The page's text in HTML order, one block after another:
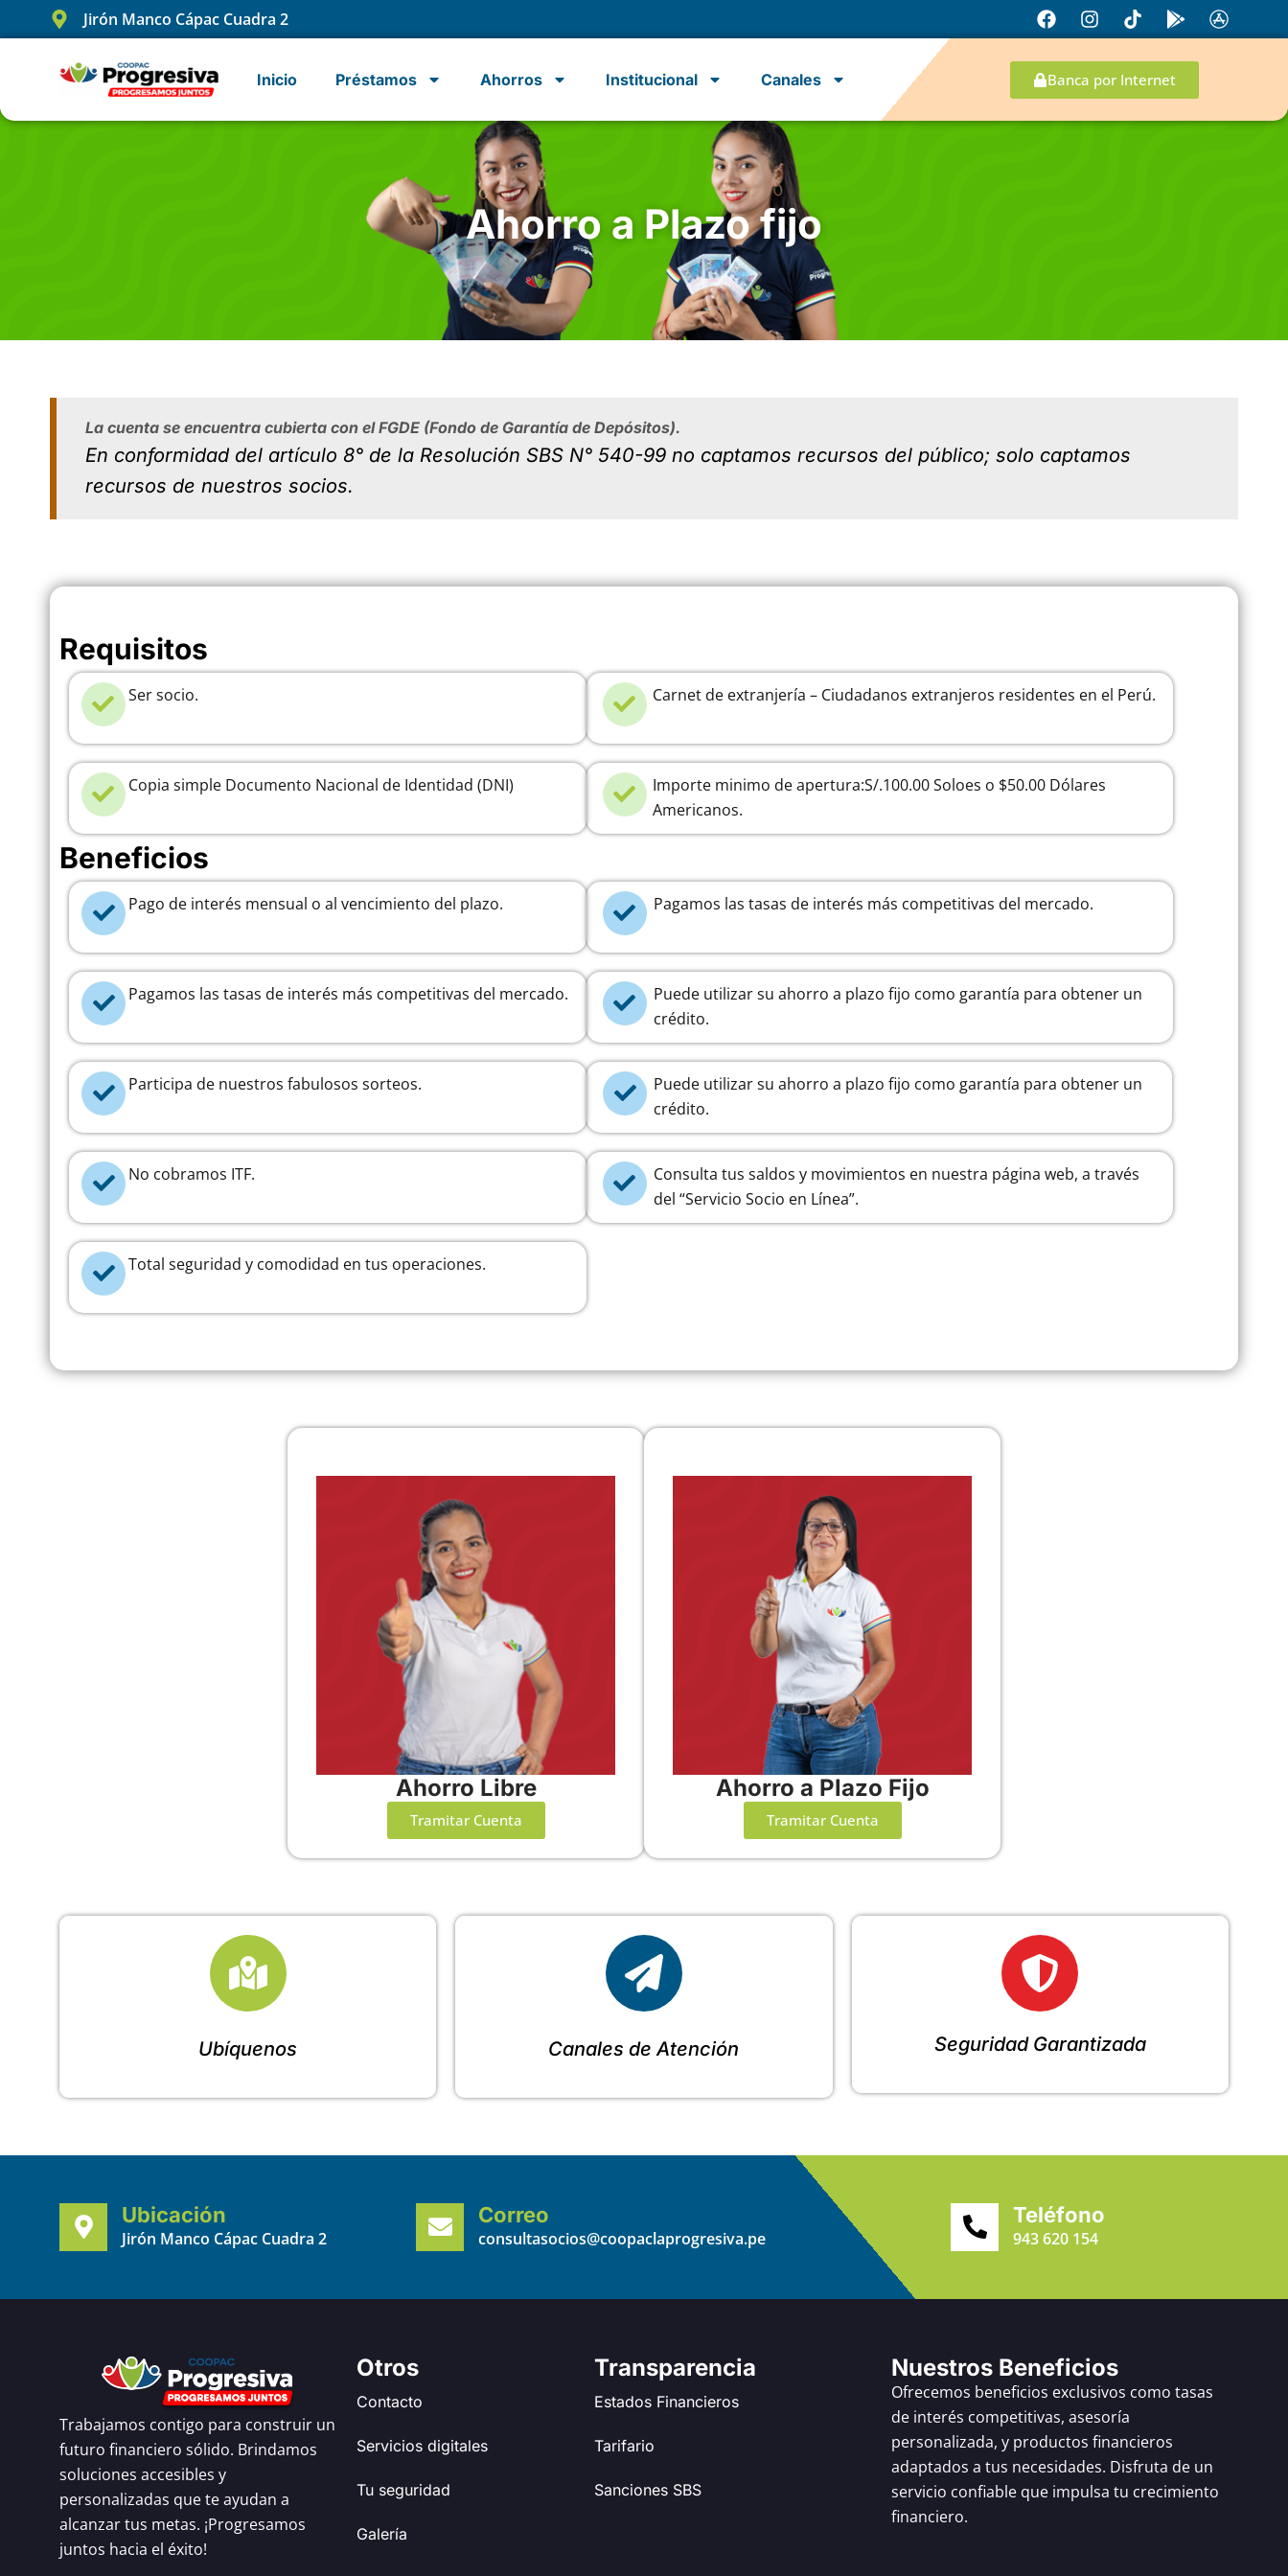
Jirón Manco Cápac Cuadra 2
Inicio Préstamos Ahorros Institucional Canales Banca por Internet
Ahorro a Plazo fijo
La cuenta se encuentra cubierta con el FGDE (Fondo de Garantía de Depósitos).
En conformidad del artículo 8° de la Resolución SBS N° 540-99 no captamos recursos del público; solo captamos
recursos de nuestros socios.
Requisitos
Ser socio. Carnet de extranjería – Ciudadanos extranjeros residentes en el Perú.
Copia simple Documento Nacional de Identidad (DNI)
Importe minimo de apertura:S/.100.00 Soloes o $50.00 Dólares
Americanos.
Beneficios
Pago de interés mensual o al vencimiento del plazo. Pagamos las tasas de interés más competitivas del mercado.
Pagamos las tasas de interés más competitivas del mercado.
Puede utilizar su ahorro a plazo fijo como garantía para obtener un
crédito.
Participa de nuestros fabulosos sorteos.
Puede utilizar su ahorro a plazo fijo como garantía para obtener un
crédito.
No cobramos ITF.
Consulta tus saldos y movimientos en nuestra página web, a través
del “Servicio Socio en Línea”.
Total seguridad y comodidad en tus operaciones.
Ahorro Libre
Tramitar Cuenta
Ahorro a Plazo Fijo
Tramitar Cuenta
Ubíquenos Canales de Atención Seguridad Garantizada
Ubicación
Jirón Manco Cápac Cuadra 2
Correo
consultasocios@coopaclaprogresiva.pe
Teléfono
943 620 154
Trabajamos contigo para construir un
futuro financiero sólido. Brindamos
soluciones accesibles y
personalizadas que te ayudan a
alcanzar tus metas. ¡Progresamos
juntos hacia el éxito!
Otros
Contacto
Servicios digitales
Tu seguridad
Galería
Transparencia
Estados Financieros
Tarifario
Sanciones SBS
Nuestros Beneficios
Ofrecemos beneficios exclusivos como tasas
de interés competitivas, asesoría
personalizada, y productos financieros
adaptados a tus necesidades. Disfruta de un
servicio confiable que impulsa tu crecimiento
financiero.